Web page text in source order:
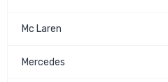
Mc Laren
Mercedes